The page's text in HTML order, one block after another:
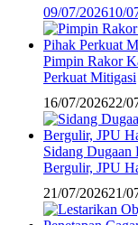
09/07/202610/
Pimpin Rakor
Perkuat Mitigasi
16/07/202622/
Sidang Dugaan
Bergulir, JPU
21/07/202621/